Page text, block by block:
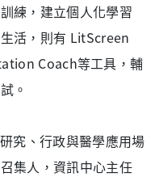
練，建立個人化學習
活，則有 LitScreen
Coach等工具，輔
。
究、行政與醫學應用場
集人，資訊中心主任